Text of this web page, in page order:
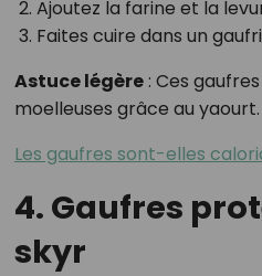
Ajoutez la farine et la
Faites cuire dans un
Astuce légère: Ces
moelleuses grâce au yaourt.
Les gaufres sont-elles
4. Gaufres
skyr